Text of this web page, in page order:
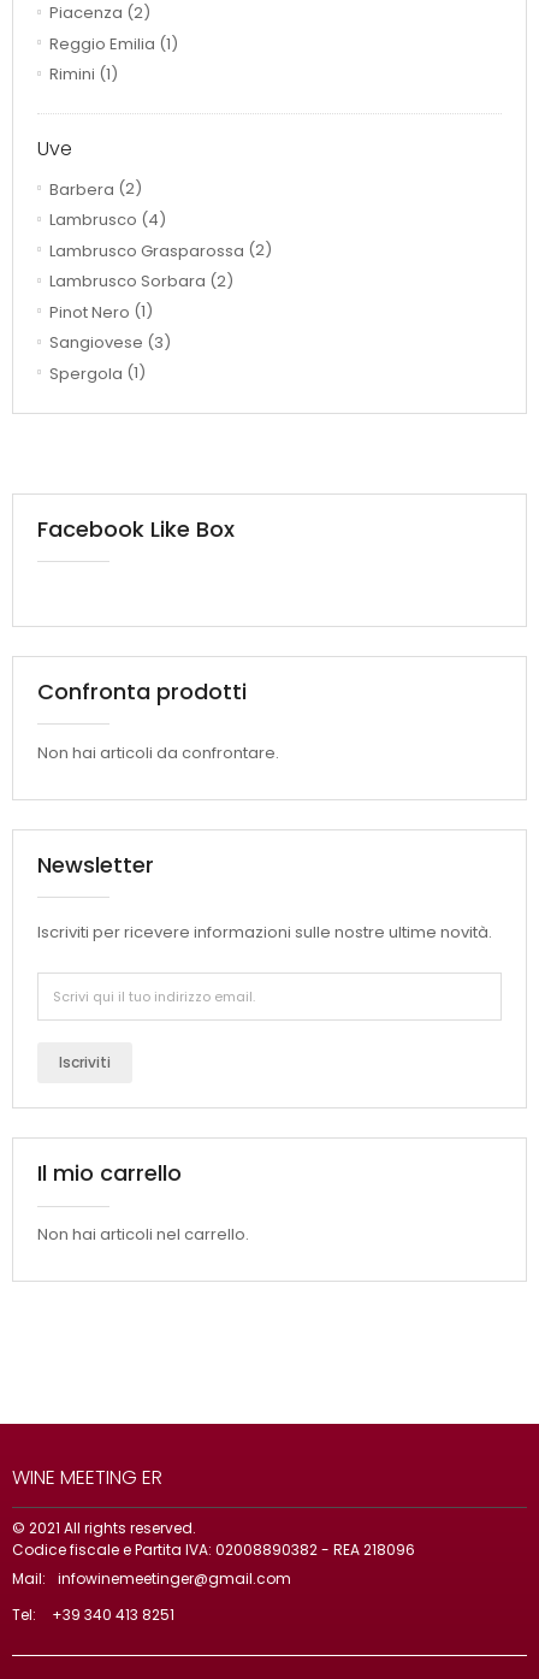
Piacenza (2)
Reggio Emilia (1)
Rimini (1)
Uve
Barbera (2)
Lambrusco (4)
Lambrusco Grasparossa (2)
Lambrusco Sorbara (2)
Pinot Nero (1)
Sangiovese (3)
Spergola (1)
Facebook Like Box
Confronta prodotti
Non hai articoli da confrontare.
Newsletter
Iscriviti per ricevere informazioni sulle nostre ultime novità.
Iscriviti
Il mio carrello
Non hai articoli nel carrello.
WINE MEETING ER
© 2021 All rights reserved.
Codice fiscale e Partita IVA: 02008890382 - REA 218096
Mail:
infowinemeetinger@gmail.com
Tel:
+39 340 413 8251